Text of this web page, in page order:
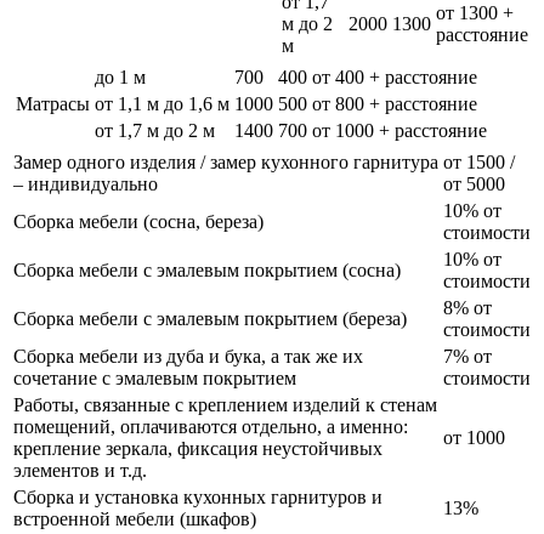
м до 2
м
2000 1300
от 1300 +
расстояние
Матрасы
до 1 м 700 400 от 400 + расстояние
от 1,1 м до 1,6 м 1000 500 от 800 + расстояние
от 1,7 м до 2 м
1400 700 от 1000 + расстояние
Замер одного изделия / замер кухонного гарнитура
– индивидуально
от 1500 /
от 5000
Сборка мебели (сосна, береза)
10% от
стоимости
Сборка мебели с эмалевым покрытием (сосна)
10% от
стоимости
Сборка мебели с эмалевым покрытием (береза)
8% от
стоимости
Сборка мебели из дуба и бука, а так же их
сочетание с эмалевым покрытием
7% от
стоимости
Работы, связанные с креплением изделий к стенам
помещений, оплачиваются отдельно, а именно:
крепление зеркала, фиксация неустойчивых
элементов и т.д.
от 1000
Сборка и установка кухонных гарнитуров и
встроенной мебели (шкафов)
13%